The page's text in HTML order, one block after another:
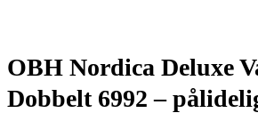
OBH Nordica Deluxe
Dobbelt 6992 –